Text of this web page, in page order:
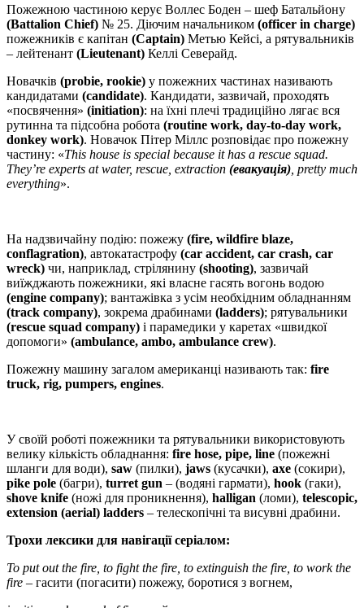
Пожежною частиною керує Воллес Боден – шеф Батальйону
(Battalion Chief) № 25. Діючим начальником (officer in charge)
пожежників є капітан (Captain) Метью Кейсі, а рятувальників
– лейтенант (Lieutenant) Келлі Северайд.
Новачків (probie, rookie) у пожежних частинах називають
кандидатами (candidate). Кандидати, зазвичай, проходять
«посвячення» (initiation): на їхні плечі традиційно лягає вся
рутинна та підсобна робота (routine work, day-to-day work,
donkey work). Новачок Пітер Міллс розповідає про пожежну
частину: «This house is special because it has a rescue squad.
They’re experts at water, rescue, extraction (евакуація) , pretty much
everything».
На надзвичайну подію: пожежу (fire, wildfire blaze,
conflagration), автокатастрофу (car accident, car crash, car
wreck) чи, наприклад, стрілянину (shooting), зазвичай
виїжджають пожежники, які власне гасять вогонь водою
(engine company); вантажівка з усім необхідним обладнанням
(track company), зокрема драбинами (ladders); рятувальники
(rescue squad company) і парамедики у каретах «швидкої
допомоги» (ambulance, ambo, ambulance crew).
Пожежну машину загалом американці називають так: fire
truck, rig, pumpers, engines.
У своїй роботі пожежники та рятувальники використовують
велику кількість обладнання: fire hose, pipe, line (пожежні
шланги для води), saw (пилки), jaws (кусачки), axe (сокири),
pike pole (багри), turret gun – (водяні гармати), hook (гаки),
shove knife (ножі для проникнення), halligan (ломи), telescopic,
extension (aerial) ladders – телескопічні та висувні драбини.
Трохи лексики для навігації серіалом:
To put outthe fire, to fightthe fire, to extinguish the fire , to work the
fire – гасити (погасити) пожежу, боротися з вогнем,